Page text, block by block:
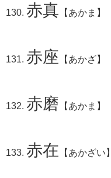
赤真 【あかま】
赤座 【あかざ】
赤磨 【あかま】
赤在 【あかざい】